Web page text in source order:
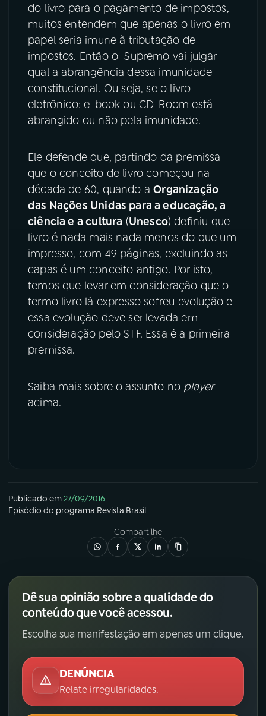
YouTube Facebook
Instagram X
do livro para o pagamento de impostos,
muitos entendem que apenas o livro em
papel seria imune à tributação de
impostos. Então o Supremo vai julgar
qual a abrangência dessa imunidade
constitucional. Ou seja, se o livro
eletrônico: e-book ou CD-Room está
abrangido ou não pela imunidade.
Ele defende que, partindo da premissa
que o conceito de livro começou na
década de 60, quando aOrganização
das Nações Unidas para a educação, a
ciência e a cultura (Unesco) definiu que
livro é nada mais nada menos do que um
impresso, com 49 páginas, excluindo as
capas é um conceito antigo. Por isto,
temos que levar em consideração que o
termo livro lá expresso sofreu evolução e
essa evolução deve ser levada em
consideração pelo STF. Essa é a primeira
premissa.
Saiba mais sobre o assunto no player
acima.
Publicado em27/09/2016
Episódio do programa Revista Brasil
Compartilhe
Dê sua opinião sobre a qualidade do
conteúdo que você acessou.
Escolha sua manifestação em apenas um clique.
DENÚNCIA
Relate irregularidades.